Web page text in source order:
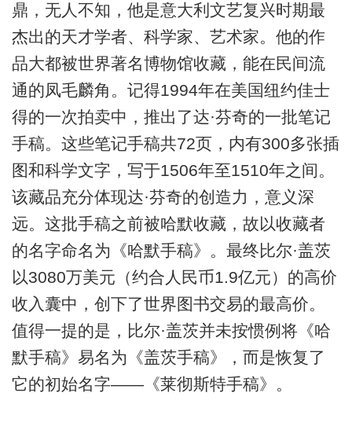
鼎，无人不知，他是意大利文艺复兴时期最
杰出的天才学者、科学家、艺术家。他的作
品大都被世界著名博物馆收藏，能在民间流
通的凤毛麟角。记得1994年在美国纽约佳士
得的一次拍卖中，推出了达·芬奇的一批笔记
手稿。这些笔记手稿共72页，内有300多张插
图和科学文字，写于1506年至1510年之间。
该藏品充分体现达·芬奇的创造力，意义深
远。这批手稿之前被哈默收藏，故以收藏者
的名字命名为《哈默手稿》。最终比尔·盖茨
以3080万美元（约合人民币1.9亿元）的高价
收入囊中，创下了世界图书交易的最高价。
值得一提的是，比尔·盖茨并未按惯例将《哈
默手稿》易名为《盖茨手稿》，而是恢复了
它的初始名字——《莱彻斯特手稿》。